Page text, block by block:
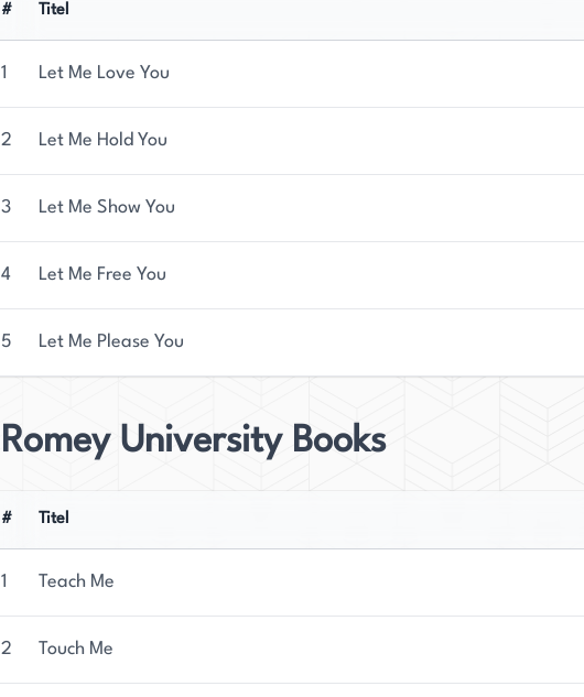
# Titel
1 Let Me Love You
2 Let Me Hold You
3 Let Me Show You
4 Let Me Free You
5 Let Me Please You
Romey University Books
# Titel
1 Teach Me
2 Touch Me